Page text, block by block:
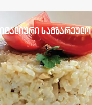
იტალიური სამზარეულო